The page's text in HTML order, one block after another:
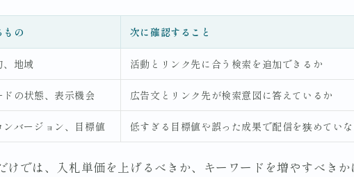
もの 次に確認すること
、地域 活動とリンク先に合う検索を追加できるか
の状態、表示機会 広告文とリンク先が検索意図に答えているか
ンバージョン、目標値 低すぎる目標値や誤った成果で配信を狭めてい
では、入札単価を上げるべきか、キーワードを増やすべきか